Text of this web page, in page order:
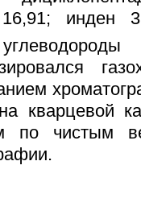
инден
кварцевой
по чистым